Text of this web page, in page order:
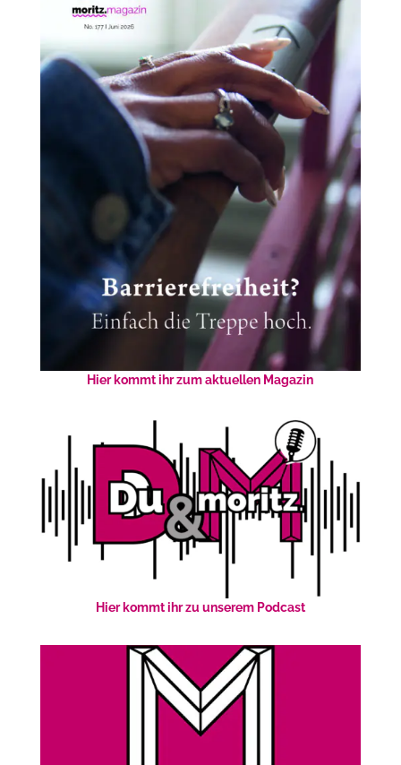
Hier kommt ihr zum aktuellen Magazin
Hier kommt ihr zu unserem Podcast